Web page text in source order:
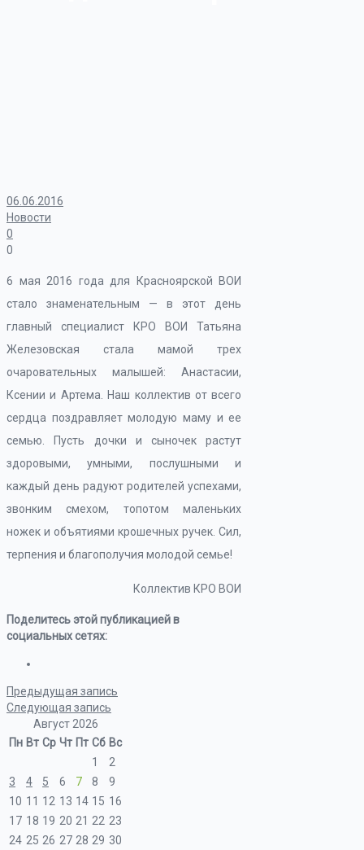
06.06.2016
Новости
0
0
6 мая 2016 года для Красноярской ВОИ
стало знаменательным — в этот день
главный специалист КРО ВОИ Татьяна
Железовская стала мамой трех
очаровательных малышей: Анастасии,
Ксении и Артема. Наш коллектив от всего
сердца поздравляет молодую маму и ее
семью. Пусть дочки и сыночек растут
здоровыми, умными, послушными и
каждый день радуют родителей успехами,
звонким смехом, топотом маленьких
ножек и объятиями крошечных ручек. Сил,
терпения и благополучия молодой семье!
Коллектив КРО ВОИ
Поделитесь этой публикацией в
социальных сетях:
Предыдущая запись
Следующая запись
Август 2026
Пн Вт Ср Чт Пт Сб Вс
1
2
3
4 5 6 7 8
9
10 11 12 13 14 15 16
17 18 19 20 21 22 23
24 25 26 27 28 29 30